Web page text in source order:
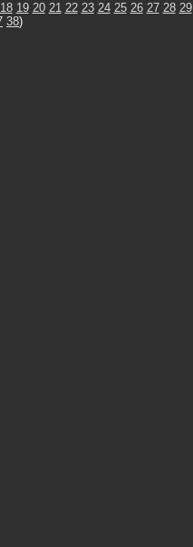
18 19 20 21 22 23 24 25 26 27 28 29
38)